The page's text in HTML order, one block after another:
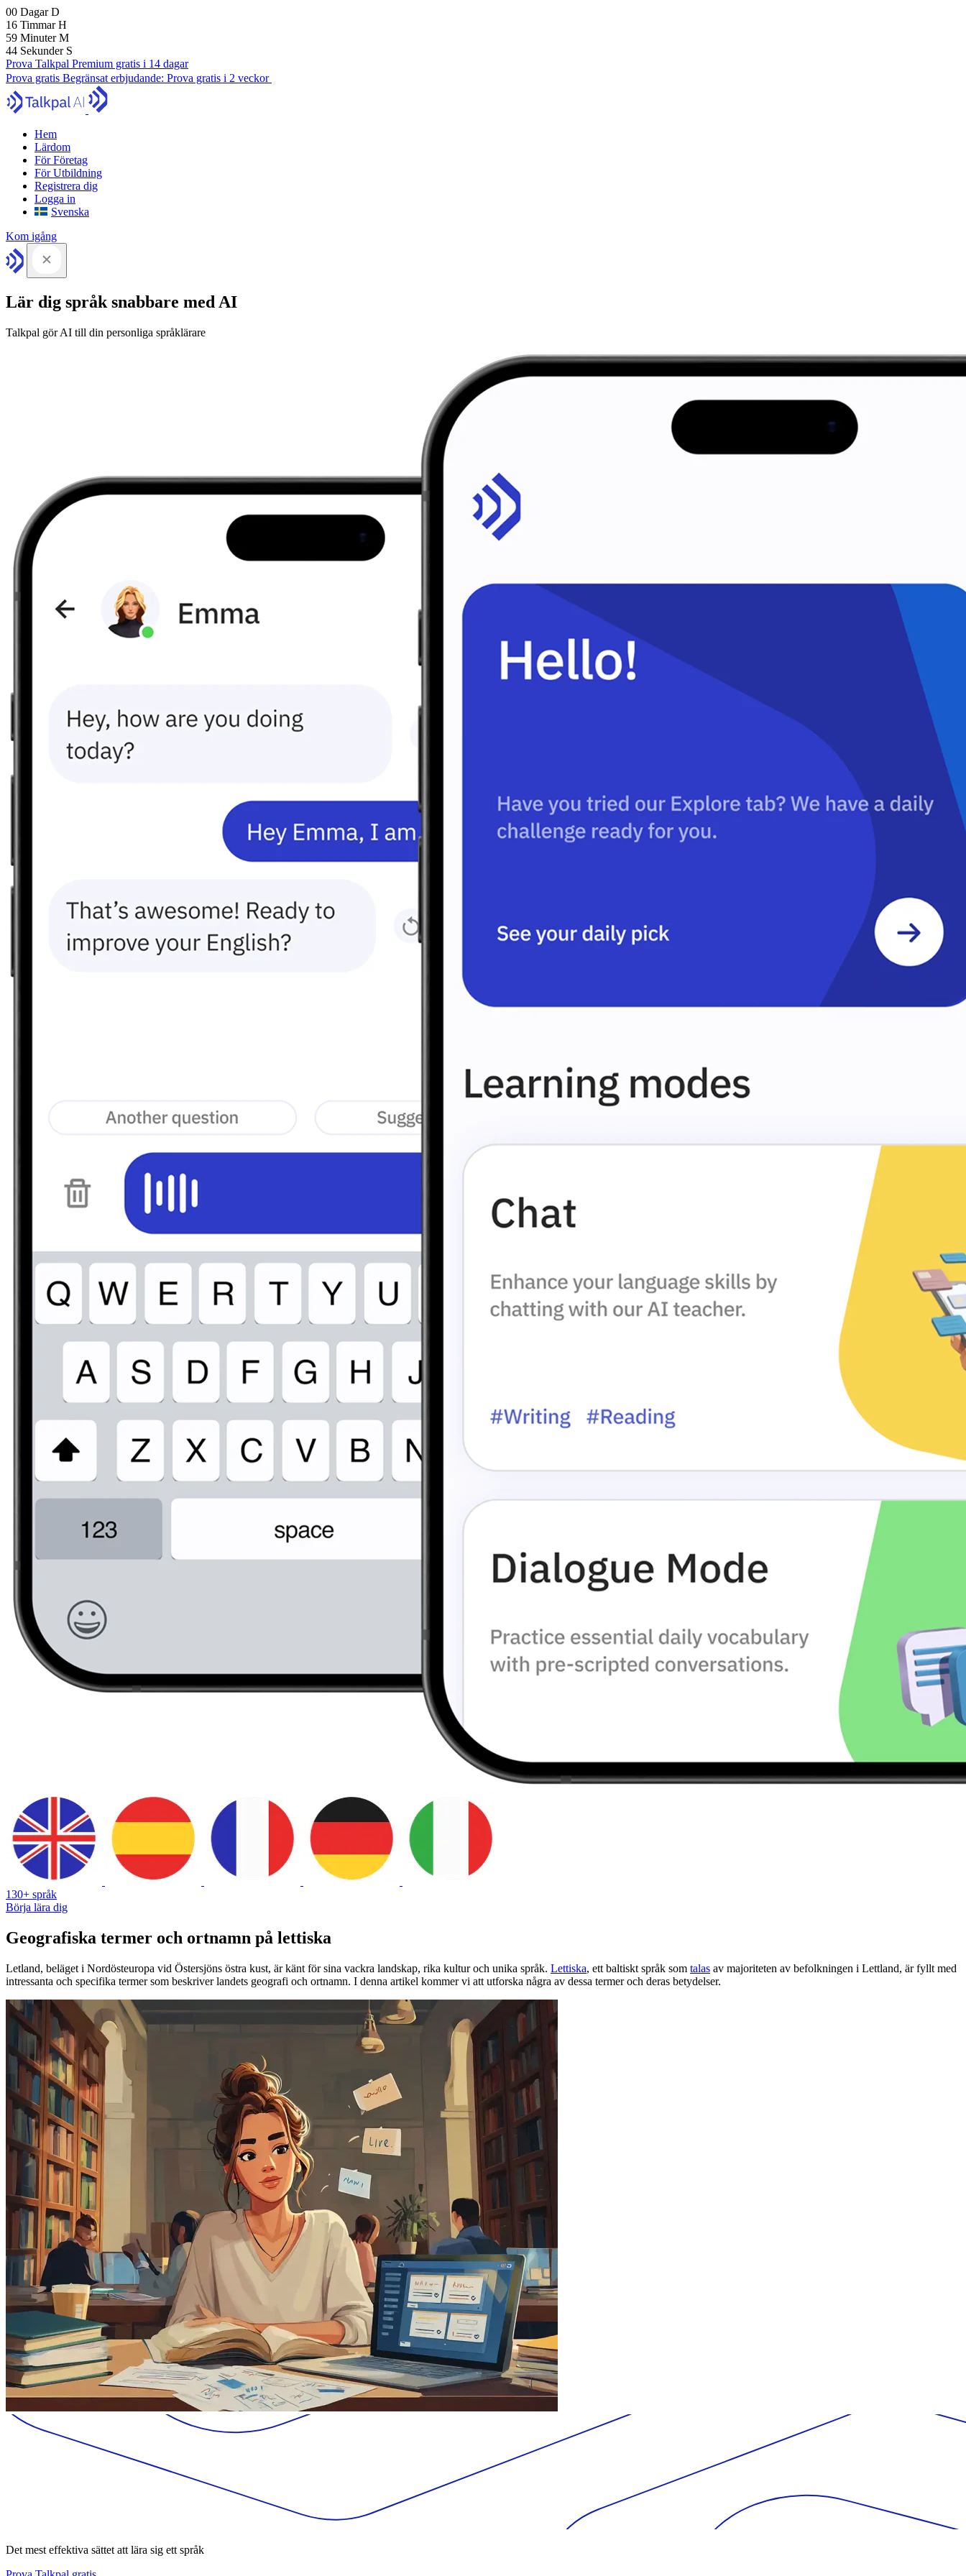
00 DagarD
16 TimmarH
59 MinuterM
43 Sekunder S
Prova Talkpal Premium gratis i 14 dagar
Prova gratis Begränsat erbjudande: Prova gratis i 2 veckor
Hem
Lärdom
För Företag
För Utbildning
Registrera dig
Logga in
Svenska
Kom igång
Lär dig språk snabbare med AI
Talkpal gör AI till din personliga språklärare
130+ språk
Börja lära dig
Geografiska termer och ortnamn på lettiska
Letland, beläget i Nordösteuropa vid Östersjöns östra kust, är känt för sina vackra landskap, rika kultur och unika språk. Lettiska, ett baltiskt språk som talas av majoriteten av befolkningen i Lettland, är fyllt med
intressanta och specifika termer som beskriver landets geografi och ortnamn. I denna artikel kommer vi att utforska några av dessa termer och deras betydelser.
Det mest effektiva sättet att lära sig ett språk